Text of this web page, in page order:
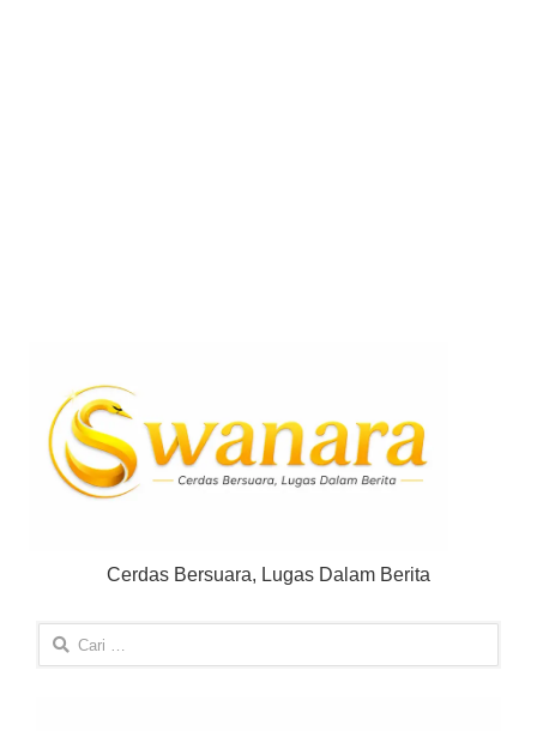
Cerdas Bersuara, Lugas Dalam Berita
Cari